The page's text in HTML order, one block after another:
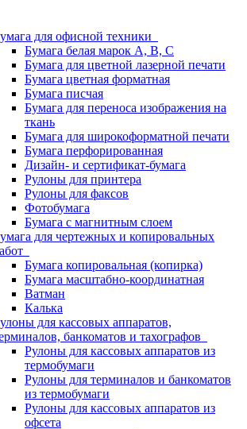
для офисной техники
Бумага белая марок А, В, С
Бумага для цветной лазерной печати
Бумага цветная форматная
Бумага писчая
Бумага для переноса изображения на
ткань
Бумага для широкоформатной печати
Бумага перфорированная
Дизайн- и сертификат-бумага
Рулоны для принтера
Рулоны для факсов
Фотобумага
Бумага с магнитным слоем
для чертежных и копировальных
Бумага копировальная (копирка)
Бумага масштабно-координатная
Ватман
Калька
для кассовых аппаратов,
банкоматов и тахографов
Рулоны для кассовых аппаратов из
термобумаги
Рулоны для терминалов и банкоматов
из термобумаги
Рулоны для кассовых аппаратов из
офсета